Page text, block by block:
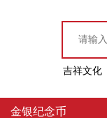
吉祥文化
金银纪念币